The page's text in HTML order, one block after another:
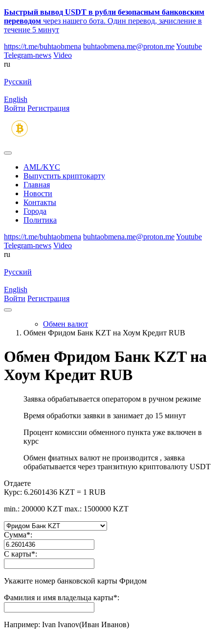
Быстрый вывод USDT в рубли безопасным банковским
переводом через нашего бота. Один перевод, зачисление в
течение 5 минут
https://t.me/buhtaobmena buhtaobmena.me@proton.meYoutube
Telegram-news Video
ru
Русский
English
Войти Регистрация
AML/KYC
Выпустить криптокарту
Главная
Новости
Контакты
Города
Политика
https://t.me/buhtaobmena buhtaobmena.me@proton.meYoutube
Telegram-news Video
ru
Русский
English
Войти Регистрация
Обмен валют
Обмен Фридом Банк KZT на Хоум Кредит RUB
Обмен Фридом Банк KZT на
Хоум Кредит RUB
Заявка обрабатывается оператором в ручном режиме
Время обработки заявки в занимает до 15 минут
Процент комиссии обменного пункта уже включен в
курс
Обмен фиатных валют не производится , заявка
обрабатывается через транзитную криптовалюту USDT
Отдаете
Курс: 6.2601436 KZT = 1 RUB
min.: 200000 KZT max.: 1500000 KZT
Сумма*:
С карты*:
Укажите номер банковской карты Фридом
Фамилия и имя владельца карты*:
Например: Ivan Ivanov(Иван Иванов)